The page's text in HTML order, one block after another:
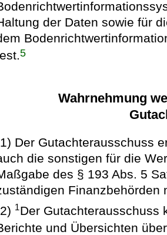
der Daten sowie für
5
Wahrnehmung
Der Gutachterausschuss
die sonstigen für die
des § 193 Abs. 5
Finanzbehörden
1Der Gutachterausschuss
und Übersichten